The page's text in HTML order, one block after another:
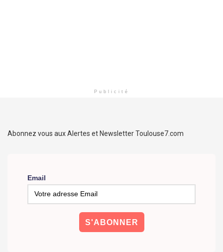
Publicité
Abonnez vous aux Alertes et Newsletter Toulouse7.com
Email